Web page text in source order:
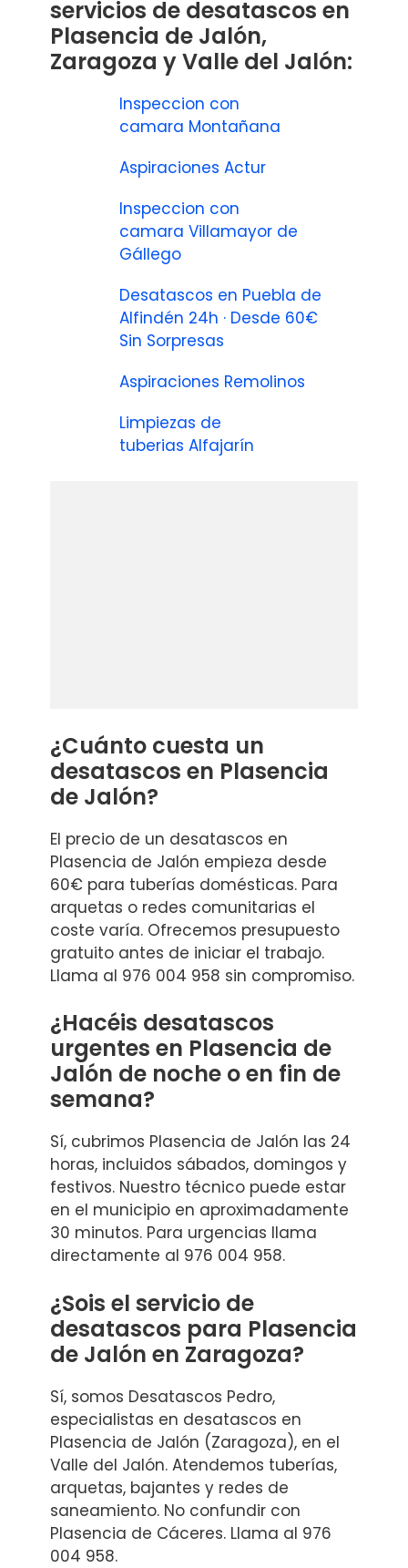
servicios de desatascos en
Plasencia de Jalón,
Zaragoza y Valle del Jalón:
Inspeccion con
camara Montañana
Aspiraciones Actur
Inspeccion con
camara Villamayor de
Gállego
Desatascos en Puebla de
Alfindén 24h · Desde 60€
Sin Sorpresas
Aspiraciones Remolinos
Limpiezas de
tuberias Alfajarín
¿Cuánto cuesta un
desatascos en Plasencia
de Jalón?
El precio de un desatascos en
Plasencia de Jalón empieza desde
60€ para tuberías domésticas. Para
arquetas o redes comunitarias el
coste varía. Ofrecemos presupuesto
gratuito antes de iniciar el trabajo.
Llama al 976 004 958 sin compromiso.
¿Hacéis desatascos
urgentes en Plasencia de
Jalón de noche o en fin de
semana?
Sí, cubrimos Plasencia de Jalón las 24
horas, incluidos sábados, domingos y
festivos. Nuestro técnico puede estar
en el municipio en aproximadamente
30 minutos. Para urgencias llama
directamente al 976 004 958.
¿Sois el servicio de
desatascos para Plasencia
de Jalón en Zaragoza?
Sí, somos Desatascos Pedro,
especialistas en desatascos en
Plasencia de Jalón (Zaragoza), en el
Valle del Jalón. Atendemos tuberías,
arquetas, bajantes y redes de
saneamiento. No confundir con
Plasencia de Cáceres. Llama al 976
004 958.